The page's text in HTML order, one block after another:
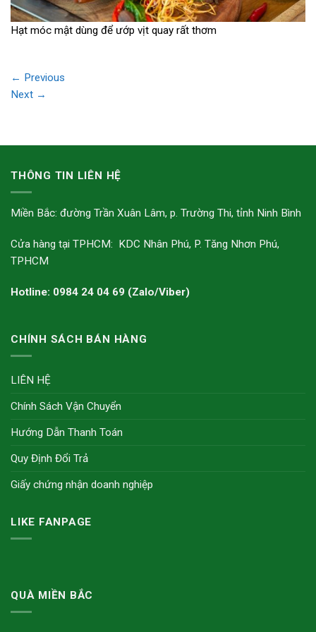
Hạt móc mật dùng để ướp vịt quay rất thơm
← Previous
Next →
THÔNG TIN LIÊN HỆ
Miền Bắc: đường Trần Xuân Lâm, p. Trường Thi, tỉnh Ninh Bình
Cửa hàng tại TPHCM: KDC Nhân Phú, P. Tăng Nhơn Phú,
TPHCM
Hotline: 0984 24 04 69 (Zalo/Viber)
CHÍNH SÁCH BÁN HÀNG
LIÊN HỆ
Chính Sách Vận Chuyển
Hướng Dẫn Thanh Toán
Quy Định Đổi Trả
Giấy chứng nhận doanh nghiệp
LIKE FANPAGE
QUÀ MIỀN BẮC